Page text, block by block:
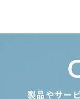
製品やサー